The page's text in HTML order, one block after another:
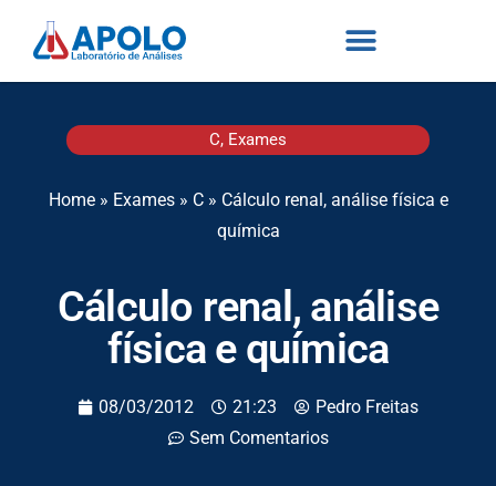
C, Exames
Home» Exames» C» Cálculo renal, análise física e
química
Cálculo renal, análise
física e química
08/03/2012 21:23
Pedro Freitas
Sem Comentarios